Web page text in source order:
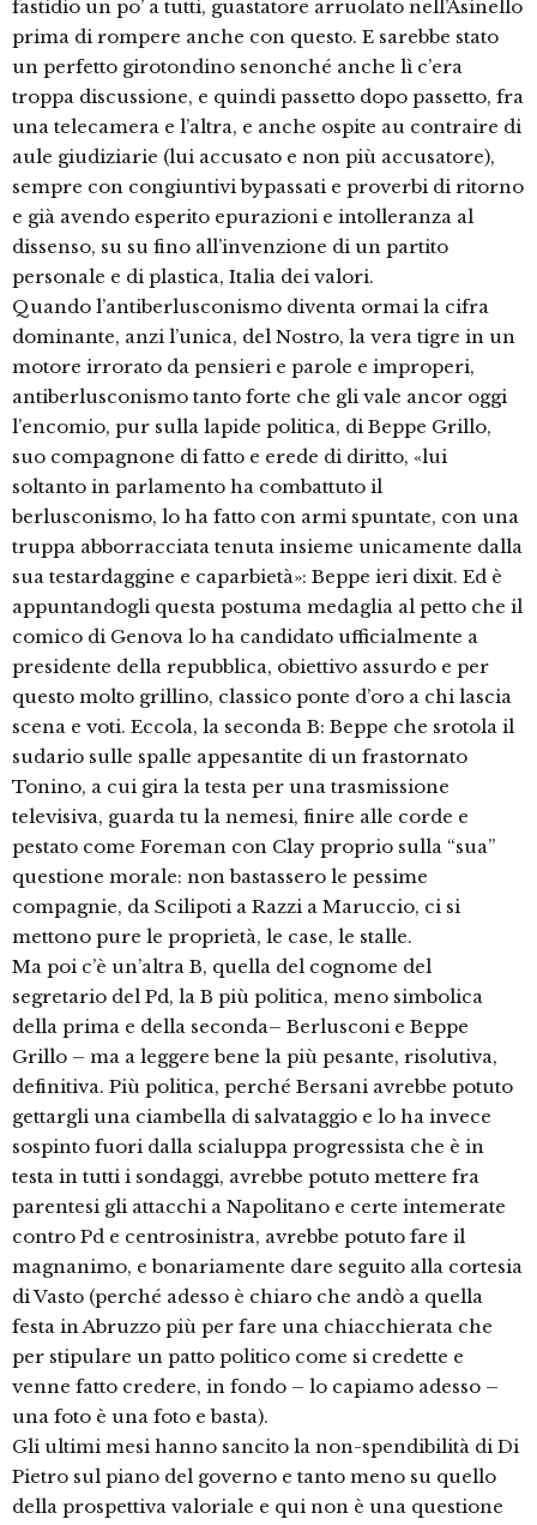
fastidio un po’ a tutti, guastatore arruolato nell’Asinello
prima di rompere anche con questo. E sarebbe stato
un perfetto girotondino senonché anche lì c’era
troppa discussione, e quindi passetto dopo passetto, fra
una telecamera e l’altra, e anche ospite au contraire di
aule giudiziarie (lui accusato e non più accusatore),
sempre con congiuntivi bypassati e proverbi di ritorno
e già avendo esperito epurazioni e intolleranza al
dissenso, su su fino all’invenzione di un partito
personale e di plastica, Italia dei valori.
Quando l’antiberlusconismo diventa ormai la cifra
dominante, anzi l’unica, del Nostro, la vera tigre in un
motore irrorato da pensieri e parole e improperi,
antiberlusconismo tanto forte che gli vale ancor oggi
l’encomio, pur sulla lapide politica, di Beppe Grillo,
suo compagnone di fatto e erede di diritto, «lui
soltanto in parlamento ha combattuto il
berlusconismo, lo ha fatto con armi spuntate, con una
truppa abborracciata tenuta insieme unicamente dalla
sua testardaggine e caparbietà»: Beppe ieri dixit. Ed è
appuntandogli questa postuma medaglia al petto che il
comico di Genova lo ha candidato ufficialmente a
presidente della repubblica, obiettivo assurdo e per
questo molto grillino, classico ponte d’oro a chi lascia
scena e voti. Eccola, la seconda B: Beppe che srotola il
sudario sulle spalle appesantite di un frastornato
Tonino, a cui gira la testa per una trasmissione
televisiva, guarda tu la nemesi, finire alle corde e
pestato come Foreman con Clay proprio sulla “sua”
questione morale: non bastassero le pessime
compagnie, da Scilipoti a Razzi a Maruccio, ci si
mettono pure le proprietà, le case, le stalle.
Ma poi c’è un’altra B, quella del cognome del
segretario del Pd, la B più politica, meno simbolica
della prima e della seconda– Berlusconi e Beppe
Grillo – ma a leggere bene la più pesante, risolutiva,
definitiva. Più politica, perché Bersani avrebbe potuto
gettargli una ciambella di salvataggio e lo ha invece
sospinto fuori dalla scialuppa progressista che è in
testa in tutti i sondaggi, avrebbe potuto mettere fra
parentesi gli attacchi a Napolitano e certe intemerate
contro Pd e centrosinistra, avrebbe potuto fare il
magnanimo, e bonariamente dare seguito alla cortesia
di Vasto (perché adesso è chiaro che andò a quella
festa in Abruzzo più per fare una chiacchierata che
per stipulare un patto politico come si credette e
venne fatto credere, in fondo – lo capiamo adesso –
una foto è una foto e basta).
Gli ultimi mesi hanno sancito la non-spendibilità di Di
Pietro sul piano del governo e tanto meno su quello
della prospettiva valoriale e qui non è una questione